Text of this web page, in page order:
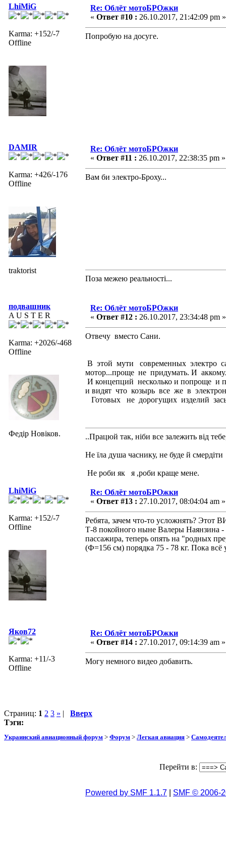
LhiMiG
Karma: +152/-7
Offline
Re: Облёт мотоБРОжки
« Ответ #10 : 26.10.2017, 21:42:09 pm »
Попробую на досуге.
DAMIR
Karma: +426/-176
Offline
traktorist
Re: Облёт мотоБРОжки
« Ответ #11 : 26.10.2017, 22:38:35 pm »
Вам би электро-Броху...
Поза межею реальностi...
подвашник
A U S T E R
Karma: +2026/-468
Offline
Федір Новіков.
Re: Облёт мотоБРОжки
« Ответ #12 : 26.10.2017, 23:34:48 pm »
Отвечу вместо Сани.
В этой мути современных электро
мотор...проще не придумать. И
И концепций несколько и попроще и
и видят что козырь все же в
Готовых не дорогущих изделий
..Працюй так, ніби все залежить від
Не їла душа часнику, не буде й смердіти
Не роби як я ,роби краще мене.
LhiMiG
Karma: +152/-7
Offline
Re: Облёт мотоБРОжки
« Ответ #13 : 27.10.2017, 08:04:04 am »
Ребята, зачем что-то усложнять?
Т-8 покойного ныне Валеры
пассажира, теперь опять на "родных
(Ф=156 см) порядка 75 - 78 кг. Пока всё
Яков72
Karma: +11/-3
Offline
Re: Облёт мотоБРОжки
« Ответ #14 : 27.10.2017, 09:14:39 am »
Могу немного видео добавить.
Страниц: 1 2 3 » | Вверх
Тэги:
Украинский авиационный форум > Форум > Легкая авиация >
Перейти в:
Powered by SMF 1.1.7 SMF © 2006-